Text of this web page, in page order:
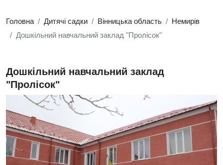
Головна Дитячі садки Вінницька область
Немирів
Дошкільний навчальний заклад "Пролісок"
Дошкільний навчальний заклад
"Пролісок"